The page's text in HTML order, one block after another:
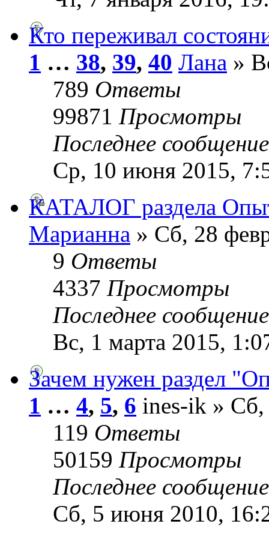
Кто переживал
1 … 38, 39, 40 Лана »
789 Ответы
99871 Просмотры
Последнее
Ср, 10 июня 2015,
КАТАЛОГ раздела
Марианна » Сб, 28
9 Ответы
4337 Просмотры
Последнее
Вс, 1 марта 2015,
Зачем нужен раздел
1 … 4, 5, 6 ines-ik » Сб,
119 Ответы
50159 Просмотры
Последнее
Сб, 5 июня 2010,